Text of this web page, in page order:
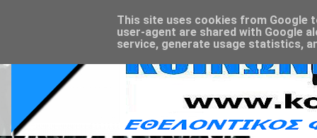
This site uses cookies from Google
user-agent are shared with Google
service, generate usage statistics,